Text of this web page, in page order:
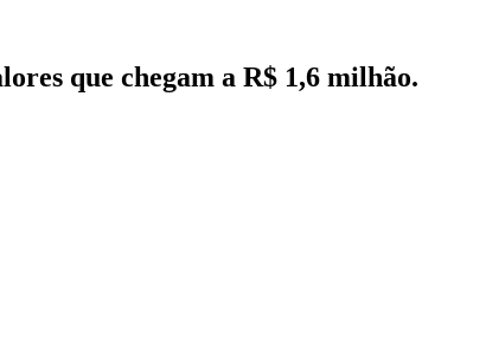
que chegam a R$ 1,6 milhão.